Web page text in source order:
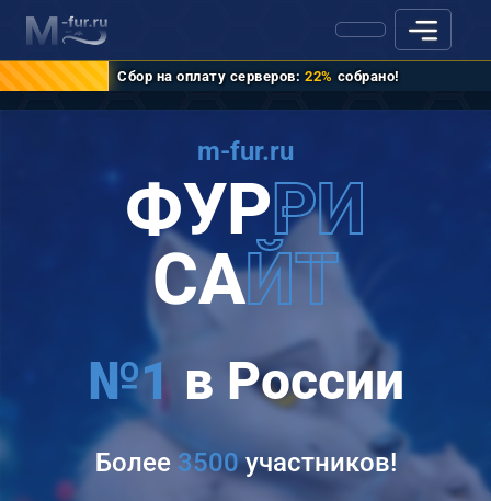
Сбор на оплату серверов: 22% собрано!
m-fur.ru
ФУРРИ
САЙТ
№1 в России
Более 3500участников!